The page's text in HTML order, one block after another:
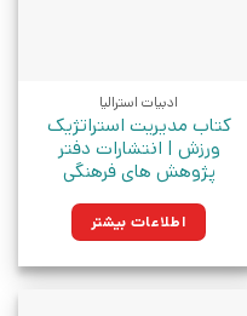
ادبیات استرالیا
کتاب مدیریت استراتژیک
ورزش | انتشارات دفتر
پژوهش های فرهنگی
اطلاعات بیشتر